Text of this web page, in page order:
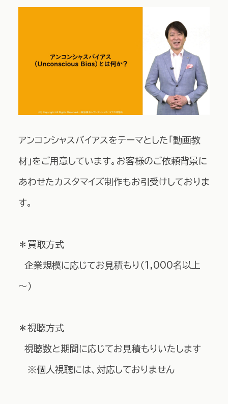
アンコンシャスバイアスをテーマとした「動画教
材」をご用意しています。お客様のご依頼背景に
あわせたカスタマイズ制作もお引受けしておりま
す。
＊買取方式
企業規模に応じてお見積もり（1,000名以上
～）
＊視聴方式
視聴数と期間に応じてお見積もりいたします
※個人視聴には、対応しておりません